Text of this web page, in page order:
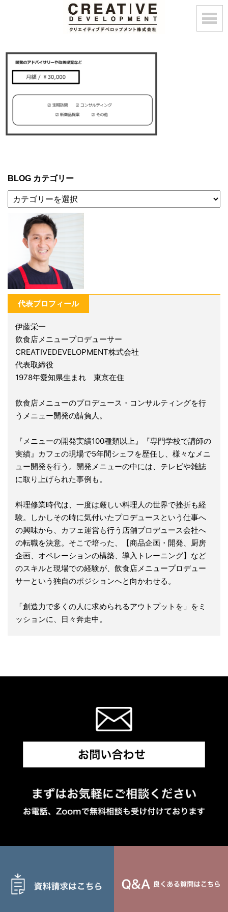
BLOG カテゴリー
代表プロフィール
伊藤栄一
飲食店メニュープロデューサー
CREATIVEDEVELOPMENT株式会社
代表取締役
1978年愛知県生まれ 東京在住
飲食店メニューのプロデュース・コンサルティングを行
うメニュー開発の請負人。
『メニューの開発実績100種類以上』『専門学校で講師の
実績』カフェの現場で5年間シェフを歴任し、様々なメニ
ュー開発を行う。開発メニューの中には、テレビや雑誌
に取り上げられた事例も。
料理修業時代は、一度は厳しい料理人の世界で挫折も経
験。しかしその時に気付いたプロデュースという仕事へ
の興味から、カフェ運営も行う店舗プロデュース会社へ
の転職を決意。そこで培った、【商品企画・開発、厨房
企画、オペレーションの構築、導入トレーニング】など
のスキルと現場での経験が、飲食店メニュープロデュー
サーという独自のポジションへと向かわせる。
「創造力で多くの人に求められるアウトプットを」をミ
ッションに、日々奔走中。